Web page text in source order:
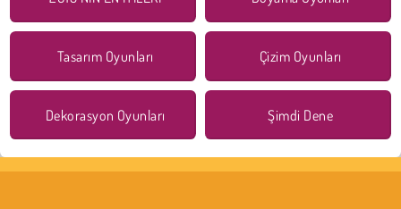
Tasarım Oyunları Çizim Oyunları
Dekorasyon Oyunları Şimdi Dene